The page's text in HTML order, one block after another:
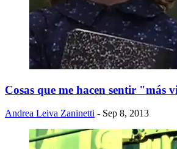
Cosas que me hacen sentir "más
Andrea Leiva Zaninetti - Sep 8, 2013